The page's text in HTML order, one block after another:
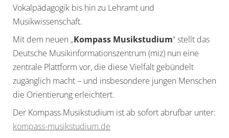
Vokalpädagogik bis hin zu Lehramt und
Musikwissenschaft.
Mit dem neuen „Kompass Musikstudium“ stellt das
Deutsche Musikinformationszentrum (miz) nun eine
zentrale Plattform vor, die diese Vielfalt gebündelt
zugänglich macht – und insbesondere jungen Menschen
die Orientierung erleichtert.
Der Kompass Musikstudium ist ab sofort abrufbar unter:
kompass-musikstudium.de